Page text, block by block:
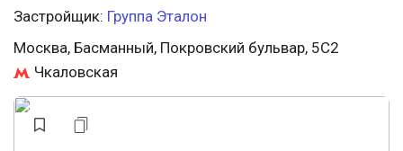
Застройщик: Группа Эталон
Москва, Басманный, Покровский бульвар, 5С2
Чкаловская